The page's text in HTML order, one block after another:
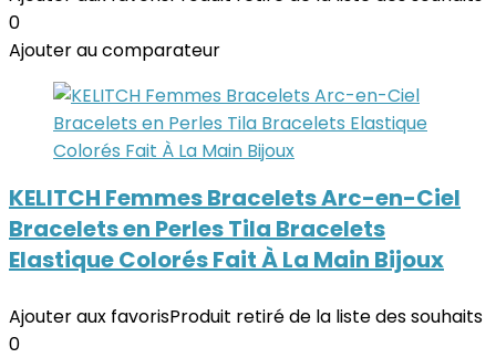
0
Ajouter au comparateur
KELITCH Femmes Bracelets Arc-en-Ciel
Bracelets en Perles Tila Bracelets
Elastique Colorés Fait À La Main Bijoux
Ajouter aux favorisProduit retiré de la liste des souhaits
0